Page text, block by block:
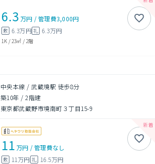
6.3 万円 /管理費3,000円
敷 6.3万円礼 6.3万円
1K / 23㎡ / 2階
中央本線 / 武蔵境駅 徒歩8分
築10年 /2階建
東京都武蔵野市境南町３丁目15-9
11 万円 /管理費なし
敷 11万円 礼 16.5万円